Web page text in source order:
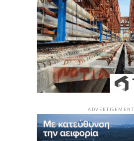
ADVERTISEMENT